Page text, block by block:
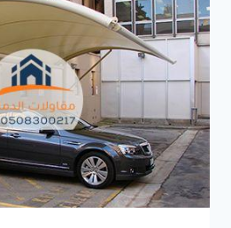
للعزل
والحماية
بأعلى
مستويات
الجودة